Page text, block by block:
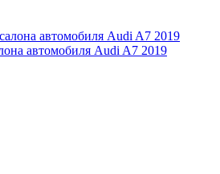
автомобиля Audi A7 2019